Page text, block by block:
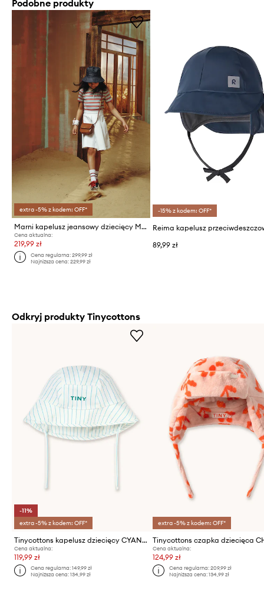
Podobne produkty
extra -5% z kodem: OFF*
Marni kapelusz jeansowy dziecięcy MF49U HAT
Cena aktualna:
219,99 zł
Cena regularna:299,99 zł
Najniższa cena:229,99 zł
-15% z kodem: OFF*
89,99 zł
Odkryj produkty Tinycottons
-11%
extra -5% z kodem: OFF*
Tinycottons kapelusz dziecięcy CYAN FINE STRIPES BUCKET HAT
Cena aktualna:
119,99 zł
Cena regularna:149,99 zł
Najniższa cena:134,99 zł
extra -5% z kodem: OFF*
Cena aktualna:
124,99 zł
Cena regularna: 209,99 zł
Najniższa cena: 134,99 zł